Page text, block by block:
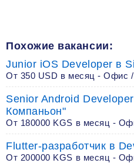
Похожие вакансии:
Junior iOS Developer в
От 350 USD в месяц - Офис
Senior Android
Компаньон"
От 180000 KGS в месяц -
Flutter-разработчик в
От 200000 KGS в месяц -